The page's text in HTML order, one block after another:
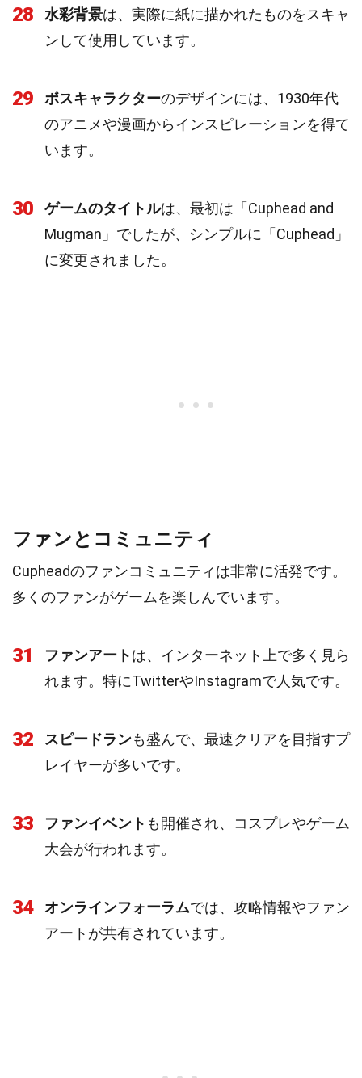
28 水彩背景は、実際に紙に描かれたものをスキャ
ンして使用しています。
29 ボスキャラクターのデザインには、1930年代
のアニメや漫画からインスピレーションを得て
います。
30 ゲームのタイトルは、最初は「Cuphead and
Mugman」でしたが、シンプルに「Cuphead」
に変更されました。
ファンとコミュニティ
Cupheadのファンコミュニティは非常に活発です。
多くのファンがゲームを楽しんでいます。
31 ファンアートは、インターネット上で多く見ら
れます。特にTwitterやInstagramで人気です。
32 スピードランも盛んで、最速クリアを目指すプ
レイヤーが多いです。
33 ファンイベント も開催され、コスプレやゲーム
大会が行われます。
34 オンラインフォーラムでは、攻略情報やファン
アートが共有されています。